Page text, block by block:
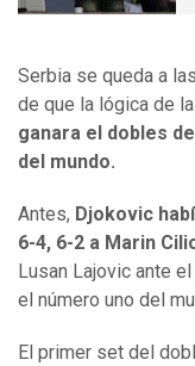
Serbia se queda a
de que la lógica de
ganara el dobles
del mundo.
Antes, Djokovic
6-4, 6-2 a Marin
Lusan Lajovic ante
el número uno del
El primer set del